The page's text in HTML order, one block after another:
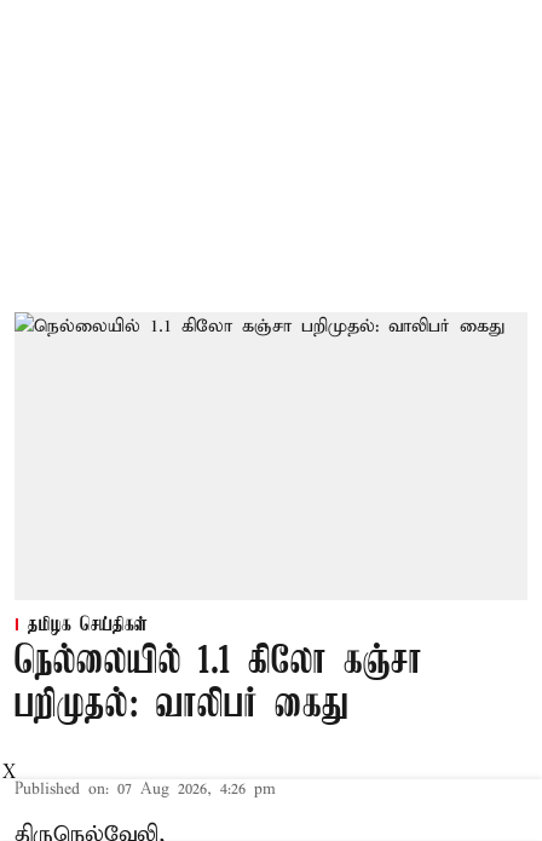
தமிழக செய்திகள்
நெல்லையில் 1.1 கிலோ கஞ்சா
பறிமுதல்: வாலிபர் கைது
Published on: 07 Aug 2026, 4:26 pm
திருநெல்வேலி,
X